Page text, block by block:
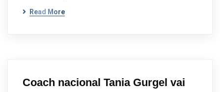
Read More
Coach nacional Tania Gurgel vai